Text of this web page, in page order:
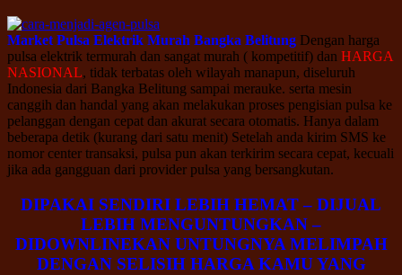
Market Pulsa Elektrik Murah Bangka Belitung Dengan harga
pulsa elektrik termurah dan sangat murah ( kompetitif) dan HARGA
NASIONAL, tidak terbatas oleh wilayah manapun, diseluruh
Indonesia dari Bangka Belitung sampai merauke. serta mesin
canggih dan handal yang akan melakukan proses pengisian pulsa ke
pelanggan dengan cepat dan akurat secara otomatis. Hanya dalam
beberapa detik (kurang dari satu menit) Setelah anda kirim SMS ke
nomor center transaksi, pulsa pun akan terkirim secara cepat, kecuali
jika ada gangguan dari provider pulsa yang bersangkutan.
DIPAKAI SENDIRI LEBIH HEMAT – DIJUAL
LEBIH MENGUNTUNGKAN –
DIDOWNLINEKAN UNTUNGNYA MELIMPAH
DENGAN SELISIH HARGA KAMU YANG